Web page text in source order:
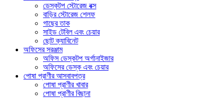
ডেস্কটপ স্টোরেজ বক্স
বাড়ির স্টোরেজ শেলফ
গাছের তাক
সাইড টেবিল এবং চেয়ার
ছোট ক্যাবিনেট
অফিসের সরঞ্জাম
অফিস ডেস্কটপ অর্গানাইজার
অফিসের ডেস্ক এবং চেয়ার
পোষা প্রাণীর আসবাবপত্র
পোষা প্রাণীর খাবার
পোষা প্রাণীর বিছানা